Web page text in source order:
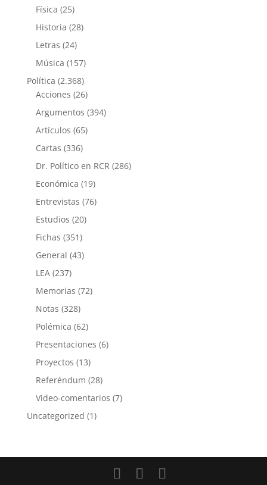
Física (25)
Historia (28)
Letras (24)
Música (157)
Política (2.368)
Acciones (26)
Argumentos (394)
Artículos (65)
Cartas (336)
Dr. Político en RCR (286)
Económica (19)
Entrevistas (76)
Estudios (20)
Fichas (351)
General (43)
LEA(237)
Memorias (72)
Notas (328)
Polémica (62)
Presentaciones (6)
Proyectos (13)
Referéndum (28)
Video-comentarios (7)
Uncategorized (1)